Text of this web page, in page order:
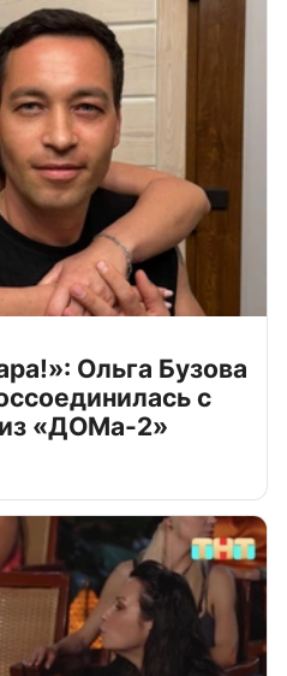
Ольга Бузова
с
«ДОМа-2»